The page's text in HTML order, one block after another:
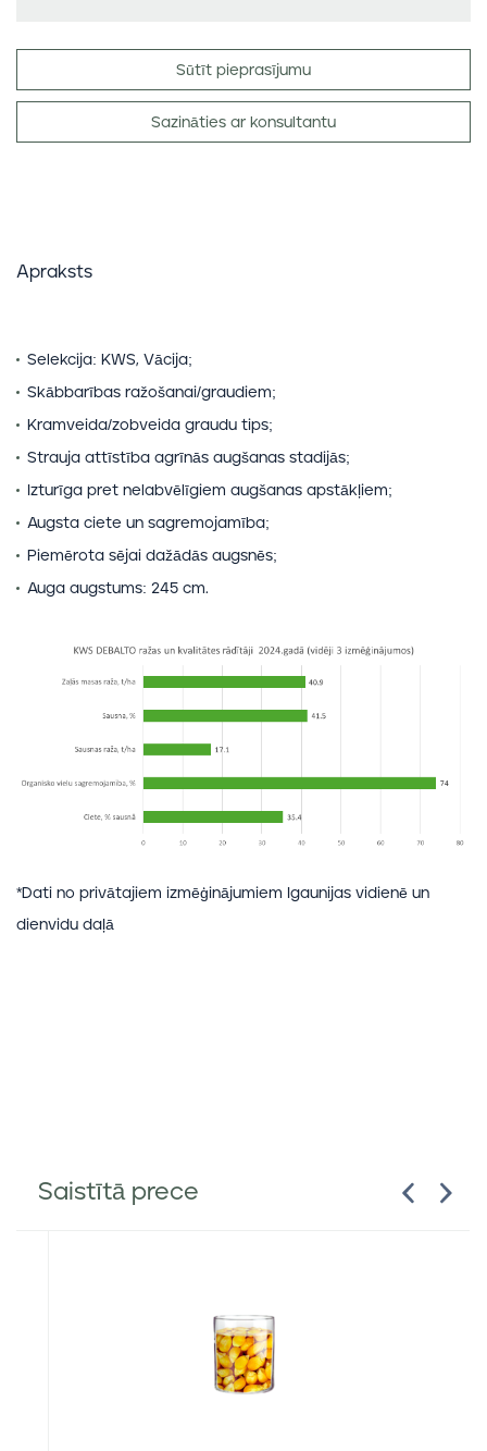
Sūtīt pieprasījumu
Sazināties ar konsultantu
Apraksts
Selekcija: KWS, Vācija;
Skābbarības ražošanai/graudiem;
Kramveida/zobveida graudu tips;
Strauja attīstība agrīnās augšanas stadijās;
Izturīga pret nelabvēlīgiem augšanas apstākļiem;
Augsta ciete un sagremojamība;
Piemērota sējai dažādās augsnēs;
Auga augstums: 245 cm.
*Dati no privātajiem izmēģinājumiem Igaunijas vidienē un
dienvidu daļā
Saistītā prece